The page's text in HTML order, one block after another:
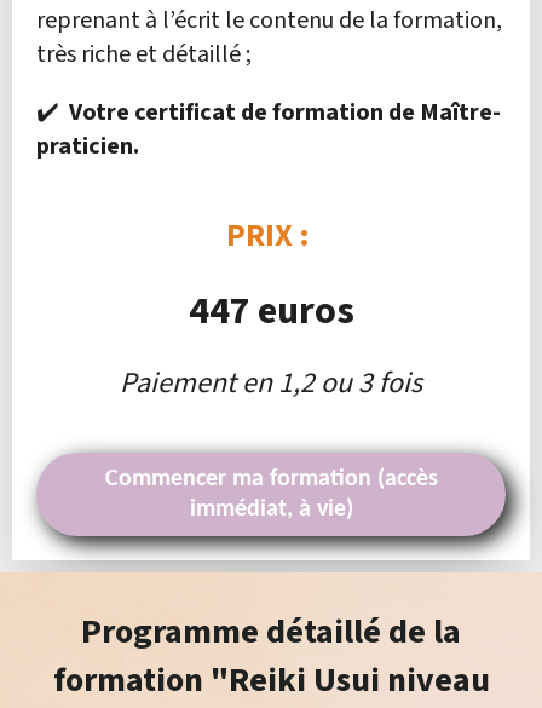
reprenant à l’écrit le contenu de la formation,
très riche et détaillé ;
✔️ Votre certificat de formation de Maître-
praticien.
PRIX :
447 euros
Paiement en 1,2 ou 3 fois
Commencer ma formation (accès
immédiat, à vie)
Programme détaillé de la
formation "Reiki Usui niveau